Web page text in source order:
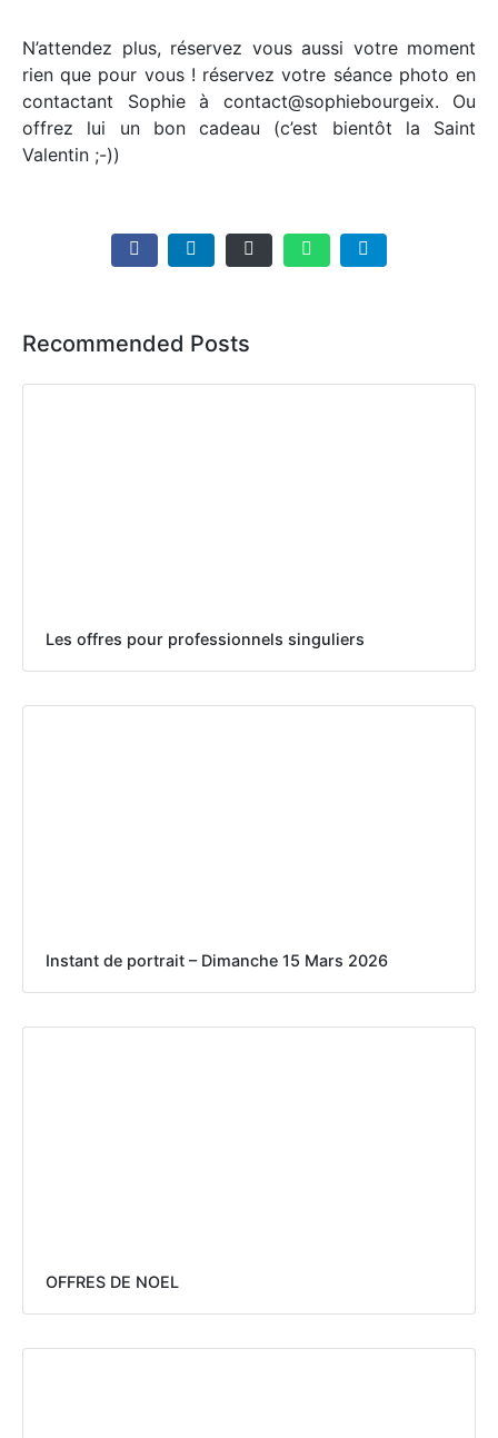
N’attendez plus, réservez vous aussi votre moment
rien que pour vous ! réservez votre séance photo en
contactant Sophie à contact@sophiebourgeix. Ou
offrez lui un bon cadeau (c’est bientôt la Saint
Valentin ;-))
Recommended Posts
Les offres pour professionnels singuliers
Instant de portrait – Dimanche 15 Mars 2026
OFFRES DE NOEL